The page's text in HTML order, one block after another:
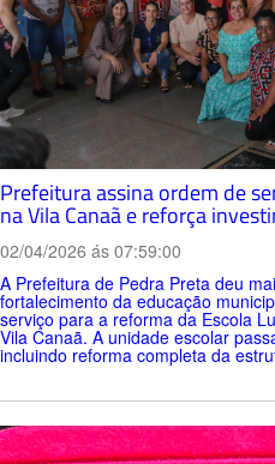
Prefeitura assina ordem de
na Vila Canaã e reforça
02/04/2026 ás 07:59:00
A Prefeitura de Pedra Preta deu
fortalecimento da educação
serviço para a reforma da Escola
Vila Canaã. A unidade escolar
incluindo reforma completa da